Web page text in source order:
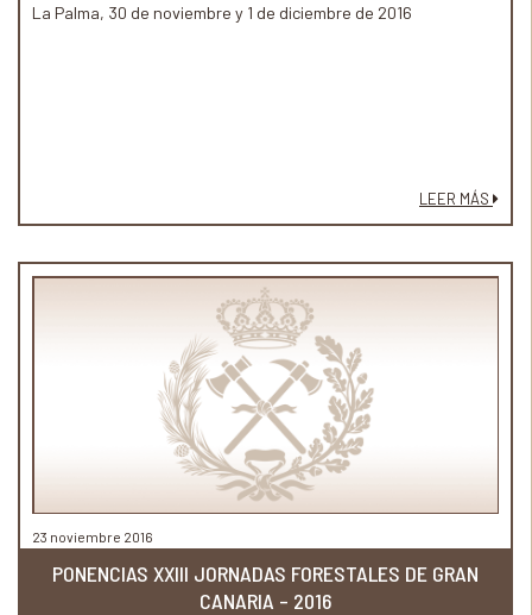
La Palma, 30 de noviembre y 1 de diciembre de 2016
LEER MÁS
23 noviembre 2016
PONENCIAS XXIII JORNADAS FORESTALES DE GRAN
CANARIA – 2016